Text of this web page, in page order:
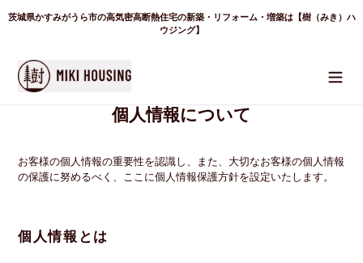
茨城県かすみがうら市の高気密高断熱住宅の新築・リフォーム・増築は【樹（みき）ハ
ウジング】
個人情報について
お客様の個人情報の重要性を認識し、また、大切なお客様の個人情報
の保護に努めるべく、ここに個人情報保護方針を設定いたします。
個人情報とは